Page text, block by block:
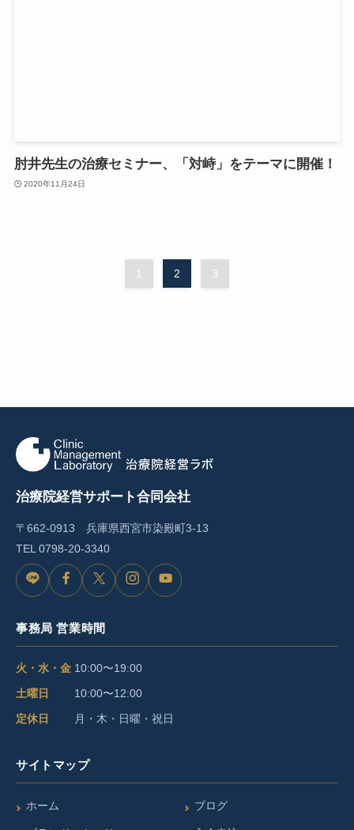
肘井先生の治療セミナー、「対峙」をテーマに開催！
2020年11月24日
1 2 3
治療院経営サポート合同会社
〒662-0913 兵庫県西宮市染殿町3-13
TEL 0798-20-3340
L
N
E
F
c
e
k
X
I
s
t
a
g
Y
u
b
事務局 営業時間
火・水・金 10:00〜19:00
土曜日
10:00〜12:00
定休日
月・木・日曜・祝日
サイトマップ
ホーム ブログ